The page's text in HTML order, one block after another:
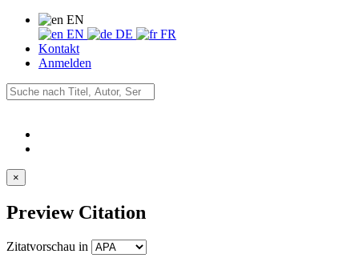
EN
EN
DE
FR
Kontakt
Anmelden
×
Preview Citation
Zitatvorschau in